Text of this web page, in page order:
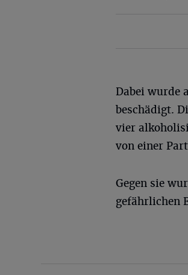
Dabei wurde
beschädigt.
vier
von einer
Gegen sie
gefährlichen